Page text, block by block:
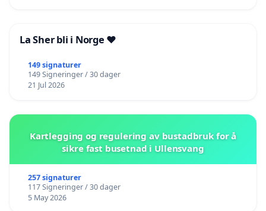
La Sher bli i Norge ❤️
149 signaturer
149 Signeringer / 30 dager
21 Jul 2026
Kartlegging og regulering av bustadbruk for å
sikre fast busetnad i Ullensvang
257 signaturer
117 Signeringer / 30 dager
5 May 2026